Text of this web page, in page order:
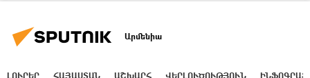
Արմենիա
ԼՈՒՐԵՐ ՀԱՅԱՍՏԱՆ ԱՇԽԱՐՀ ՎԵՐԼՈՒԾՈՒԹՅՈՒՆ